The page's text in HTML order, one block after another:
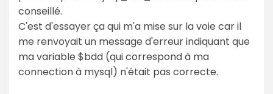
conseillé.
C'est d'essayer ça qui m'a mise sur la voie car il
me renvoyait un message d'erreur indiquant que
ma variable $bdd (qui correspond à ma
connection à mysql) n'était pas correcte.